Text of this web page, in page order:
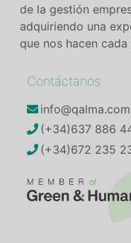
de la gestión
adquiriendo una
que nos hacen
Contáctanos
info@qalma.com
(+34)637 886
(+34)672 235